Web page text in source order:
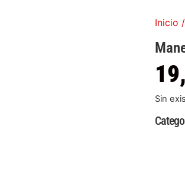
Inicio /
Sin